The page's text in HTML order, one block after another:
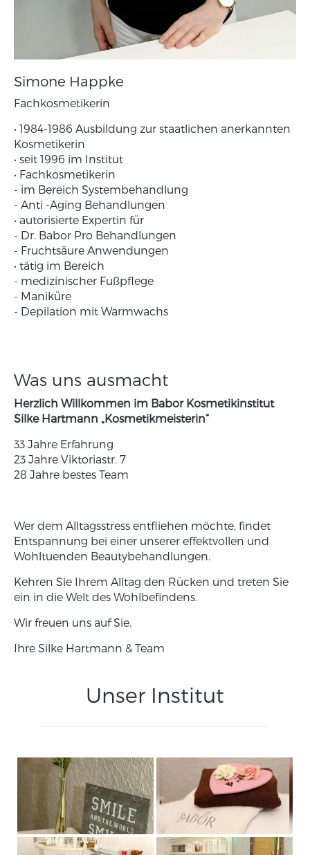
Simone Happke
Fachkosmetikerin
• 1984-1986 Ausbildung zur staatlichen anerkannten
Kosmetikerin
• seit 1996 im Institut
• Fachkosmetikerin
- im Bereich Systembehandlung
- Anti -Aging Behandlungen
• autorisierte Expertin für
- Dr. Babor Pro Behandlungen
- Fruchtsäure Anwendungen
• tätig im Bereich
- medizinischer Fußpflege
- Maniküre
- Depilation mit Warmwachs
Was uns ausmacht
Herzlich Willkommen im Babor Kosmetikinstitut
Silke Hartmann „Kosmetikmeisterin“
33 Jahre Erfahrung
23 Jahre Viktoriastr. 7
28 Jahre bestes Team
Wer dem Alltagsstress entfliehen möchte, findet
Entspannung bei einer unserer effektvollen und
Wohltuenden Beautybehandlungen.
Kehren Sie Ihrem Alltag den Rücken und treten Sie
ein in die Welt des Wohlbefindens.
Wir freuen uns auf Sie.
Ihre Silke Hartmann & Team
Unser Institut